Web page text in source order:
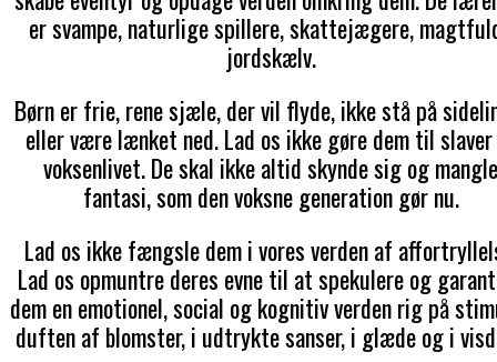
er svampe, naturlige spillere, skattejægere,
jordskælv.
Børn er frie, rene sjæle, der vil flyde, ikke stå på
eller være lænket ned. Lad os ikke gøre dem til
voksenlivet. De skal ikke altid skynde sig og mangle
fantasi, som den voksne generation gør nu.
Lad os ikke fængsle dem i vores verden af
Lad os opmuntre deres evne til at spekulere og
dem en emotionel, social og kognitiv verden rig på
duften af blomster, i udtrykte sanser, i glæde og i